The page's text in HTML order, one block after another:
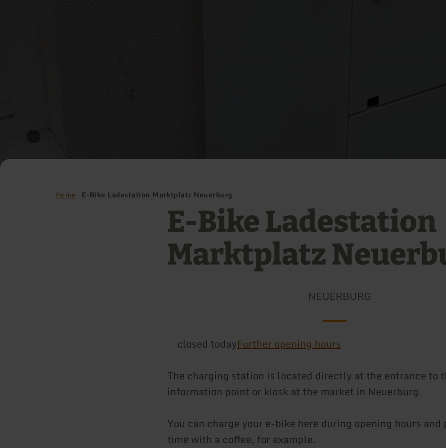
Home E-Bike Ladestation Marktplatz Neuerburg
E-Bike Ladestation
Marktplatz
NEUERBURG
closed todayFurther opening hours
The charging station is located directly at the entrance to
information point or kiosk at the market in Neuerburg.
You can charge your e-bike here during opening hours and
time with a coffee, for example.